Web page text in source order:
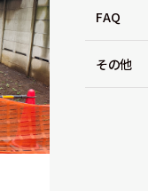
FAQ
その他